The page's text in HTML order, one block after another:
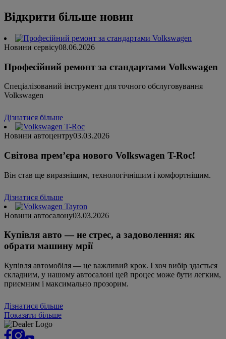
Відкрити більше новин
Новини сервісу08.06.2026
Професійний ремонт за стандартами Volkswagen
Спеціалізований інструмент для точного обслуговування
Volkswagen
Дізнатися більше
Новини автоцентру03.03.2026
Світова прем’єра нового Volkswagen T-Roc!
Він став ще виразнішим, технологічнішим і комфортнішим.
Дізнатися більше
Новини автосалону03.03.2026
Купівля авто — не стрес, а задоволення: як
обрати машину мрії
Купівля автомобіля — це важливий крок. І хоч вибір здається
складним, у нашому автосалоні цей процес може бути легким,
приємним і максимально прозорим.
Дізнатися більше
Показати більше